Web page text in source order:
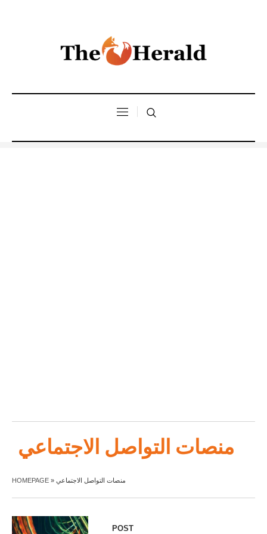
منصات التواصل الاجتماعي
HOMEPAGE » منصات التواصل الاجتماعي
POST